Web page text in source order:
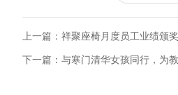
上一篇：祥聚座椅月度员工业绩颁
下一篇：与寒门清华女孩同行，为